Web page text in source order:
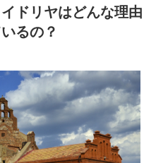
ドリヤはどんな理由
るの？